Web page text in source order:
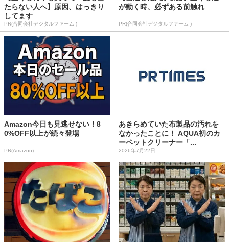
たらない人へ】原因、はっきり
してます
PR(合同会社デジタルファーム )
が動く時、必ずある前触れ
PR(合同会社デジタルファーム )
Amazon今日も見逃せない！8
0%OFF以上が続々登場
PR(Amazon)
あきらめていた布製品の汚れを
なかったことに！ AQUA初のカ
ーペットクリーナー「...
2026年7月22日